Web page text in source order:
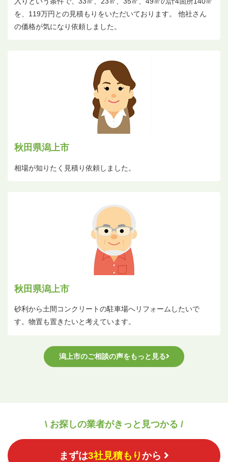
を、119万円との見積もりをいただいております。 他社さん
の価格が気になり依頼しました。
秋田県潟上市
相場が知りたく見積り依頼しました。
秋田県潟上市
砂利から土間コンクリートの駐車場へリフォームしたいで
す。物置も置きたいと考えています。
潟上市のご相談の声をもっと見る
\ お探しの業者がきっと見つかる /
まずは3社見積もりから